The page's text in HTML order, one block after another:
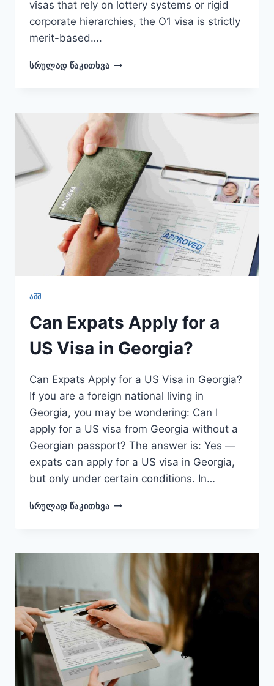
visas that rely on lottery systems or rigid
corporate hierarchies, the O1 visa is strictly
merit-based….
ᲡᲠᲣᲚᲐᲓ ᲬᲐᲙᲘᲗᲮᲕᲐ ᲐᲛᲔᲠᲘᲙᲘᲡ
ᲕᲘᲖᲐ
ᲐᲨᲨ
Can Expats Apply for a
US Visa in Georgia?
Can Expats Apply for a US Visa in Georgia?
If you are a foreign national living in
Georgia, you may be wondering: Can I
apply for a US visa from Georgia without a
Georgian passport? The answer is: Yes —
expats can apply for a US visa in Georgia,
but only under certain conditions. In…
ᲡᲠᲣᲚᲐᲓ ᲬᲐᲙᲘᲗᲮᲕᲐ CAN
A
IN
GEORGIA?